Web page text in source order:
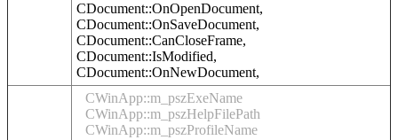
CDocument::OnOpenDocument,
CDocument::OnSaveDocument,
CDocument::CanCloseFrame,
CDocument::IsModified,
CDocument::OnNewDocument,
CWinApp::m_pszExeName
CWinApp::m_pszHelpFilePath
CWinApp::m_pszProfileName